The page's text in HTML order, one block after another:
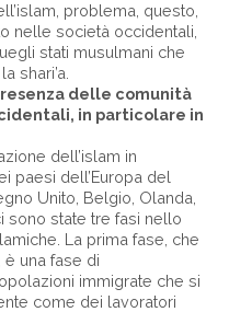
problema, questo,
nelle società occidentali,
stati musulmani che
shari’a.
delle comunità
in particolare in
dell’islam in
paesi dell’Europa del
Unito, Belgio, Olanda,
sono state tre fasi nello
La prima fase, che
è una fase di
immigrate che si
come dei lavoratori